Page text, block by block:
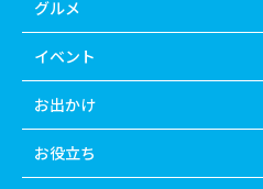
グルメ
イベント
お出かけ
お役立ち